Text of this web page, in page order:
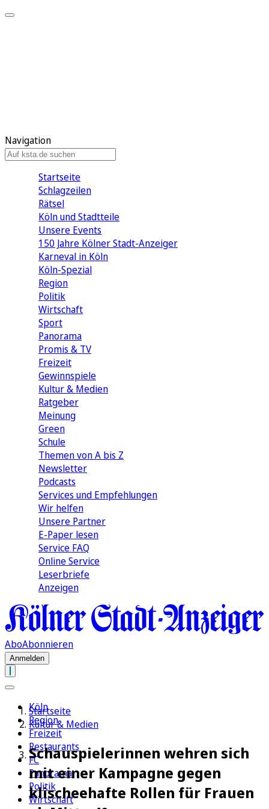
Navigation
Startseite
Schlagzeilen
Rätsel
Köln und Stadtteile
Unsere Events
150 Jahre Kölner Stadt-Anzeiger
Karneval in Köln
Köln-Spezial
Region
Politik
Wirtschaft
Sport
Panorama
Promis & TV
Freizeit
Gewinnspiele
Kultur & Medien
Ratgeber
Meinung
Green
Schule
Themen von A bis Z
Newsletter
Podcasts
Services und Empfehlungen
Wir helfen
Unsere Partner
E-Paper lesen
Service FAQ
Online Service
Leserbriefe
Anzeigen
AboAbonnieren
Anmelden
Köln
Region
Freizeit
Restaurants
FC
Panorama
Politik
Wirtschaft
Startseite
Kultur & Medien
Schauspielerinnen wehren sich
mit einer Kampagne gegen
klischeehafte Rollen für Frauen